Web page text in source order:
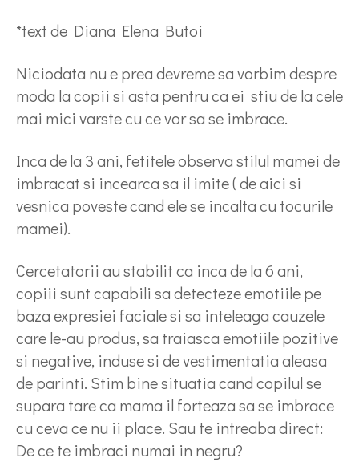
*text de Diana Elena Butoi
Niciodata nu e prea devreme sa vorbim despre
moda la copii si asta pentru ca ei stiu de la cele
mai mici varste cu ce vor sa se imbrace.
Inca de la 3 ani, fetitele observa stilul mamei de
imbracat si incearca sa il imite ( de aici si
vesnica poveste cand ele se incalta cu tocurile
mamei).
Cercetatorii au stabilit ca inca de la 6 ani,
copiii sunt capabili sa detecteze emotiile pe
baza expresiei faciale si sa inteleaga cauzele
care le-au produs, sa traiasca emotiile pozitive
si negative, induse si de vestimentatia aleasa
de parinti. Stim bine situatia cand copilul se
supara tare ca mama il forteaza sa se imbrace
cu ceva ce nu ii place. Sau te intreaba direct:
De ce te imbraci numai in negru?